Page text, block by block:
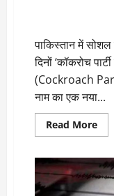
पाकिस्तान में सोशल
दिनों ‘कॉकरोच
(Cockroach
नाम का एक नया...
Read MoreRead
में
की